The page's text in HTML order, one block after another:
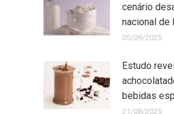
cenário
nacional de
05/09/2025
Estudo
bebidas
21/08/2025